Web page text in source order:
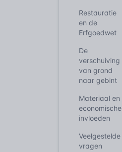
Restauratie
en de
Erfgoedwet
De
verschuiving
van grond
naar gebint
Materiaal en
economische
invloeden
Veelgestelde
vragen